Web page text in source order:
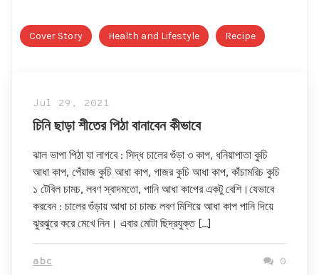
Cover Story Health and Lifestyle Recipe
Jul 29, 2021
চিনি ছাড়া শীতের পিঠা বানাবেন কীভাবে
ঝাল ভাপা পিঠা যা লাগবে : সিদ্ধ চালের গুঁড়া ৩ কাপ, ধনিয়াপাতা কুচি
আধা কাপ, পেঁয়াজ কুচি আধা কাপ, গাজর কুচি আধা কাপ, কাঁচামরিচ কুচি
১ টেবিল চামচ, লবণ স্বাদমতো, পানি আধা কাপের একটু বেশি।যেভাবে
করবেন : চালের গুঁড়ায় আধা চা চামচ লবণ মিশিয়ে আধা কাপ পানি দিয়ে
ঝুরঝুরে করে মেখে নিন। এবার মোটা ছিদ্রযুক্ত […]
abc 0